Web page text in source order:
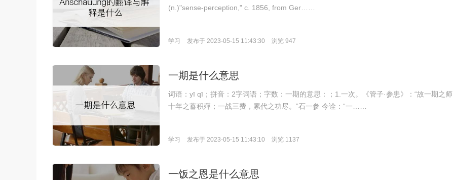
(n.)"sense-perception," c. 1856, from Ger……
学习 发布于 2023-05-15 11:43:30 浏览 947
一期是什么意思
词语：yī qī；拼音：2字词语；字数：一期的意思：；1.一次。《管子·参患》：“故一期之师
十年之蓄积殫；一战三费，累代之功尽。”石一参 今诠：“一……
学习 发布于 2023-05-15 11:43:10 浏览 1137
一饭之恩是什么意思